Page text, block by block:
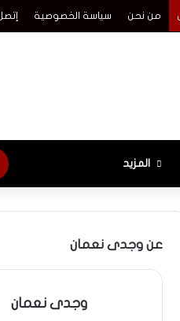
من نحن سياسة الخصوصية
المزيد
عن وجدى نعمان
وجدى نعمان